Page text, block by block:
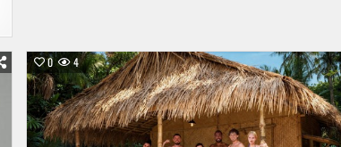
DOPPEL
UND
CHARAKTERSTARKE
FRAUEN
0 4